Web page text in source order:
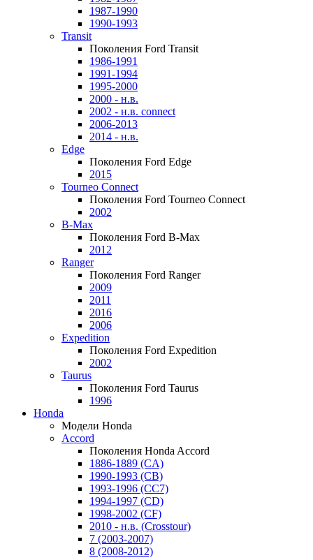
1987-1990
1990-1993
Transit
Поколения Ford Transit
1986-1991
1991-1994
1995-2000
2000 - н.в.
2002 - н.в. connect
2006-2013
2014 - н.в.
Edge
Поколения Ford Edge
2015
Tourneo Connect
Поколения Ford Tourneo Connect
2002
B-Max
Поколения Ford B-Max
2012
Ranger
Поколения Ford Ranger
2009
2011
2016
2006
Expedition
Поколения Ford Expedition
2002
Taurus
Поколения Ford Taurus
1996
Honda
Модели Honda
Accord
Поколения Honda Accord
1886-1889 (CA)
1990-1993 (CB)
1993-1996 (CC7)
1994-1997 (CD)
1998-2002 (CF)
2010 - н.в. (Crosstour)
7 (2003-2007)
8 (2008-2012)